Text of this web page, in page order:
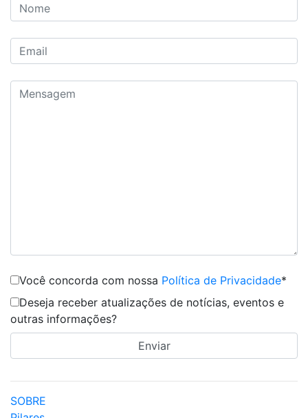
Você concorda com nossa Política de Privacidade*
Deseja receber atualizações de notícias, eventos e
outras informações?
SOBRE